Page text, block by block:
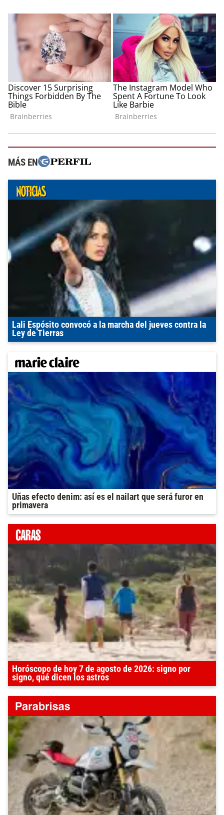
MÁS EN
Lali Espósito convocó a la marcha del jueves contra la
Ley de Tierras
Uñas efecto denim: así es el nailart que será furor en
primavera
Horóscopo de hoy 7 de agosto de 2026: signo por
signo, qué dicen los astros